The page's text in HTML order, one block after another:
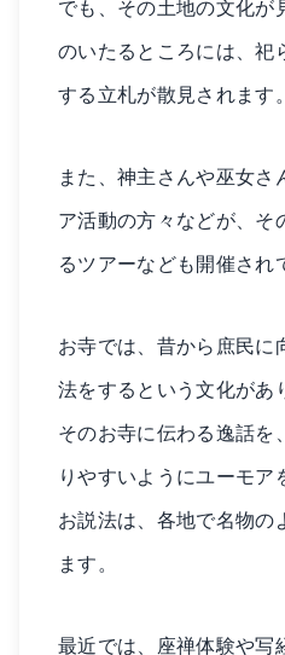
でも、その土地の文化が
のいたるところには、祀
する立札が散見されます。
また、神主さんや巫女さ
ア活動の方々などが、そ
るツアーなども開催され
お寺では、昔から庶民に
法をするという文化があ
そのお寺に伝わる逸話を
りやすいようにユーモア
お説法は、各地で名物の
ます。
最近では、座禅体験や写